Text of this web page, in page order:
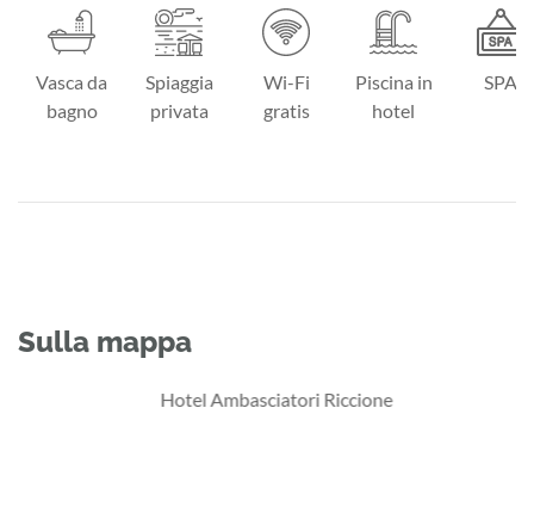
Vasca da
bagno
Spiaggia
privata
Wi-Fi
gratis
Piscina in
hotel
SPA
Sulla mappa